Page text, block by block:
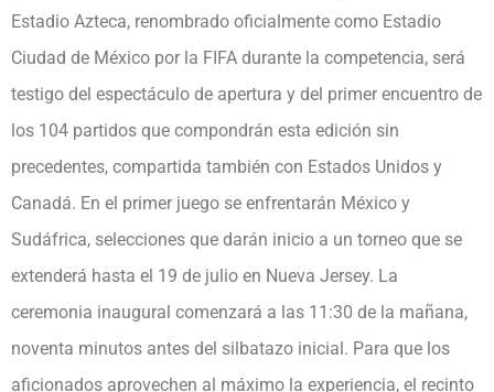
Estadio Azteca, renombrado oficialmente como Estadio
Ciudad de México por la FIFA durante la competencia, será
testigo del espectáculo de apertura y del primer encuentro de
los 104 partidos que compondrán esta edición sin
precedentes, compartida también con Estados Unidos y
Canadá. En el primer juego se enfrentarán México y
Sudáfrica, selecciones que darán inicio a un torneo que se
extenderá hasta el 19 de julio en Nueva Jersey. La
ceremonia inaugural comenzará a las 11:30 de la mañana,
noventa minutos antes del silbatazo inicial. Para que los
aficionados aprovechen al máximo la experiencia, el recinto